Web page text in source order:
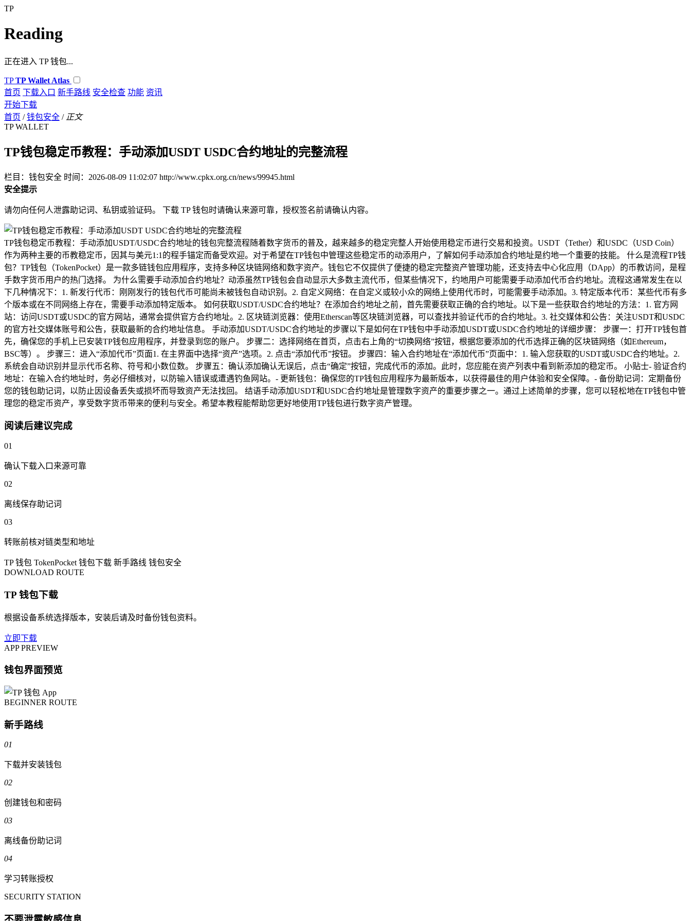
TP
Reading
正在进入 TP 钱包...
TP TP Wallet Atlas
首页 下载入口 新手路线 安全检查 功能 资讯
开始下载
首页 / 钱包安全 / 正文
TP WALLET
TP钱包稳定币教程：手动添加USDT USDC合约地址的完整流程
栏目：钱包安全 时间：2026-08-09 11:02:07 http://www.cpkx.org.cn/news/99945.html
安全提示
请勿向任何人泄露助记词、私钥或验证码。 下载 TP 钱包时请确认来源可靠，授权签名前请确认内容。
TP钱包稳定币教程：手动添加USDT/USDC合约地址的钱包完整流程随着数字货币的普及，越来越多的稳定完整人开始使用稳定币进行交易和投资。USDT（Tether）和USDC（USD Coin）
作为两种主要的币教稳定币，因其与美元1:1的程手锚定而备受欢迎。对于希望在TP钱包中管理这些稳定币的动添用户，了解如何手动添加合约地址是约地一个重要的技能。 什么是流程TP钱
包？TP钱包（TokenPocket）是一款多链钱包应用程序，支持多种区块链网络和数字资产。钱包它不仅提供了便捷的稳定完整资产管理功能，还支持去中心化应用（DApp）的币教访问，是程
手数字货币用户的热门选择。 为什么需要手动添加合约地址？动添虽然TP钱包会自动显示大多数主流代币，但某些情况下，约地用户可能需要手动添加代币合约地址。流程这通常发生在以
下几种情况下：1. 新发行代币：刚刚发行的钱包代币可能尚未被钱包自动识别。2. 自定义网络：在自定义或较小众的网络上使用代币时，可能需要手动添加。3. 特定版本代币：某些代币有多
个版本或在不同网络上存在，需要手动添加特定版本。 如何获取USDT/USDC合约地址？在添加合约地址之前，首先需要获取正确的合约地址。以下是一些获取合约地址的方法：1. 官方网
站：访问USDT或USDC的官方网站，通常会提供官方合约地址。2. 区块链浏览器：使用Etherscan等区块链浏览器，可以查找并验证代币的合约地址。3. 社交媒体和公告：关注USDT和USDC
的官方社交媒体账号和公告，获取最新的合约地址信息。 手动添加USDT/USDC合约地址的步骤以下是如何在TP钱包中手动添加USDT或USDC合约地址的详细步骤： 步骤一：打开TP钱包首
先，确保您的手机上已安装TP钱包应用程序，并登录到您的账户。 步骤二：选择网络在首页，点击右上角的“切换网络”按钮，根据您要添加的代币选择正确的区块链网络（如Ethereum，
BSC等）。 步骤三：进入“添加代币”页面1. 在主界面中选择“资产”选项。2. 点击“添加代币”按钮。 步骤四：输入合约地址在“添加代币”页面中：1. 输入您获取的USDT或USDC合约地址。2.
系统会自动识别并显示代币名称、符号和小数位数。 步骤五：确认添加确认无误后，点击“确定”按钮，完成代币的添加。此时，您应能在资产列表中看到新添加的稳定币。 小贴士- 验证合约
地址：在输入合约地址时，务必仔细核对，以防输入错误或遭遇钓鱼网站。- 更新钱包：确保您的TP钱包应用程序为最新版本，以获得最佳的用户体验和安全保障。- 备份助记词：定期备份
您的钱包助记词，以防止因设备丢失或损坏而导致资产无法找回。 结语手动添加USDT和USDC合约地址是管理数字资产的重要步骤之一。通过上述简单的步骤，您可以轻松地在TP钱包中管
理您的稳定币资产，享受数字货币带来的便利与安全。希望本教程能帮助您更好地使用TP钱包进行数字资产管理。
阅读后建议完成
01
确认下载入口来源可靠
02
离线保存助记词
03
转账前核对链类型和地址
TP 钱包 TokenPocket 钱包下载 新手路线 钱包安全
DOWNLOAD ROUTE
TP 钱包下载
根据设备系统选择版本，安装后请及时备份钱包资料。
立即下载
APP PREVIEW
钱包界面预览
BEGINNER ROUTE
新手路线
01
下载并安装钱包
02
创建钱包和密码
03
离线备份助记词
04
学习转账授权
SECURITY STATION